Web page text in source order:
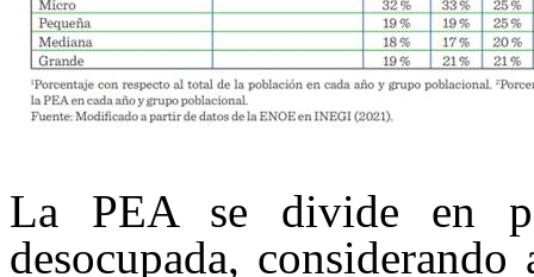
La PEA se divide en
desocupada,